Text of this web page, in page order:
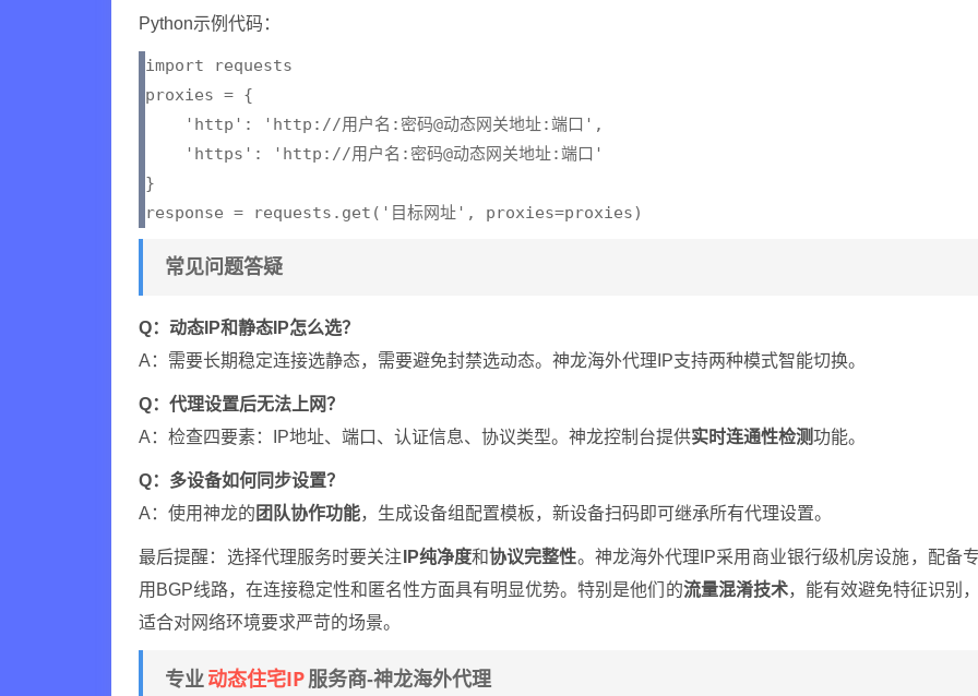
Python示例代码：
import requests
proxies = {
    'http': 'http://用户名:密码@动态网关地址:端口',
    'https': 'http://用户名:密码@动态网关地址:端口'
}
常见问题答疑
Q：动态IP和静态IP怎么选？
A：需要长期稳定连接选静态，需要避免封禁选动态。神龙海外代理IP支持两种模式智能切换。
Q：代理设置后无法上网？
A：检查四要素：IP地址、端口、认证信息、协议类型。神龙控制台提供实时连通性检测功能。
Q：多设备如何同步设置？
A：使用神龙的 团队协作功能，生成设备组配置模板，新设备扫码即可继承所有代理设置。
最后提醒：选择代理服务时要关注 IP纯净度和协议完整性。神龙海外代理IP采用商业银行级机房设施，配备
用BGP线路，在连接稳定性和匿名性方面具有明显优势。特别是他们的流量混淆技术，能有效避免特征识别
适合对网络环境要求严苛的场景。
专业 动态住宅IP 服务商-神龙海外代理